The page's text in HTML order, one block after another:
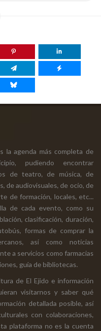
la agenda más completa de
pudiendo encontrar
de teatro, de música, de
de audiovisuales, de ocio, de
de formación, locales, etc...
de cada evento, como su
clasificación, duración,
formas de comprar la
así como noticias
a servicios como farmacias
guía de bibliotecas.
de El Ejido e información
visitarnos y saber qué
detallada posible, así
con colaboraciones,
plataforma no es la cuenta